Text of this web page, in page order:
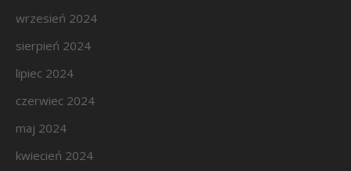
wrzesień 2024
sierpień 2024
lipiec 2024
czerwiec 2024
maj 2024
kwiecień 2024